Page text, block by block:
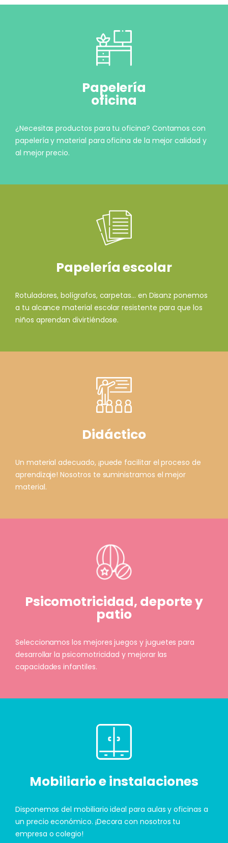
Papelería
oficina
¿Necesitas productos para tu oficina? Contamos con
papelería y material para oficina de la mejor calidad y
al mejor precio.
Papelería escolar
Rotuladores, bolígrafos, carpetas... en Disanz ponemos
a tu alcance material escolar resistente para que los
niños aprendan divirtiéndose.
Didáctico
Un material adecuado, ¡puede facilitar el proceso de
aprendizaje! Nosotros te suministramos el mejor
material.
Psicomotricidad, deporte y
patio
Seleccionamos los mejores juegos y juguetes para
desarrollar la psicomotricidad y mejorar las
capacidades infantiles.
Mobiliario e instalaciones
Disponemos del mobiliario ideal para aulas y oficinas a
un precio económico. ¡Decora con nosotros tu
empresa o colegio!